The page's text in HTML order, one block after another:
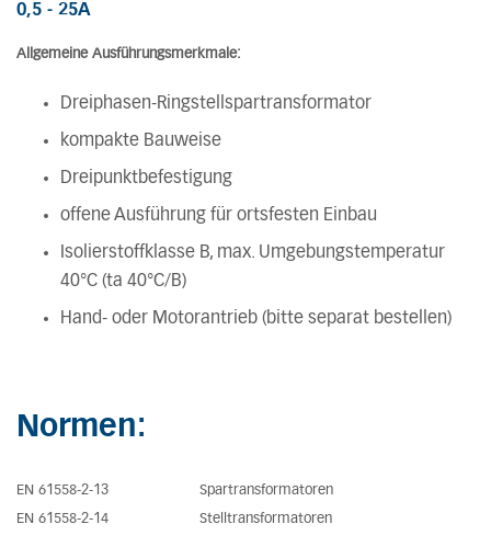
0,5 - 25A
Allgemeine Ausführungsmerkmale:
Dreiphasen-Ringstellspartransformator
kompakte Bauweise
Dreipunktbefestigung
offene Ausführung für ortsfesten Einbau
Isolierstoffklasse B, max. Umgebungstemperatur
40°C (ta 40°C/B)
Hand- oder Motorantrieb (bitte separat bestellen)
Normen:
EN 61558-2-13
Spartransformatoren
EN 61558-2-14
Stelltransformatoren